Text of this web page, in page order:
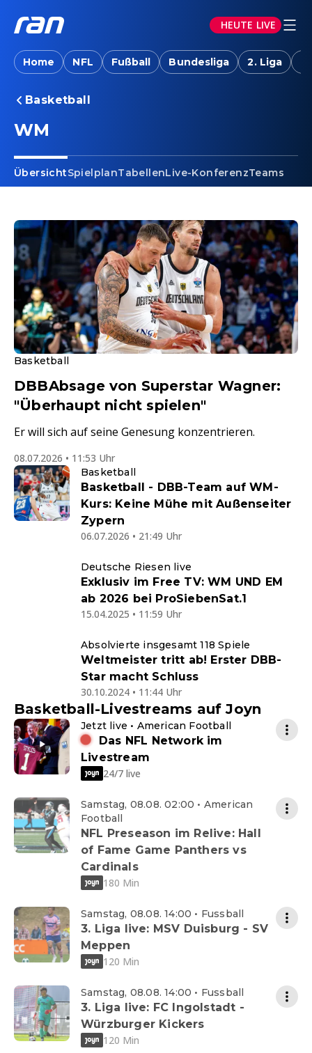
HEUTE LIVE
Home NFL Fußball Bundesliga 2. Liga
Basketball
WM
ÜbersichtSpielplanTabellenLive-KonferenzTeams
Basketball
DBBAbsage von Superstar Wagner:
"Überhaupt nicht spielen"
Er will sich auf seine Genesung konzentrieren.
08.07.2026 • 11:53 Uhr
Basketball
Basketball - DBB-Team auf WM-
Kurs: Keine Mühe mit Außenseiter
Zypern
06.07.2026 • 21:49 Uhr
Deutsche Riesen live
Exklusiv im Free TV: WM UND EM
ab 2026 bei ProSiebenSat.1
15.04.2025 • 11:59 Uhr
Absolvierte insgesamt 118 Spiele
Weltmeister tritt ab! Erster DBB-
Star macht Schluss
30.10.2024 • 11:44 Uhr
Basketball-Livestreams auf Joyn
Jetzt live • American Football
Das NFL Network im
Livestream
24/7 live
Samstag, 08.08. 02:00 • American
Football
NFL Preseason im Relive: Hall
of Fame Game Panthers vs
Cardinals
180 Min
Samstag, 08.08. 14:00 • Fussball
3. Liga live: MSV Duisburg - SV
Meppen
120 Min
Samstag, 08.08. 14:00 • Fussball
3. Liga live: FC Ingolstadt -
Würzburger Kickers
120 Min